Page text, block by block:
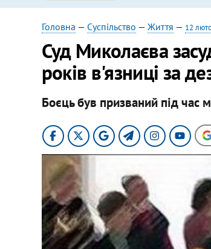
Головна — Суспільство — Життя — 12
Суд Миколаєва
років в'язниці за
Боєць був призваний під час